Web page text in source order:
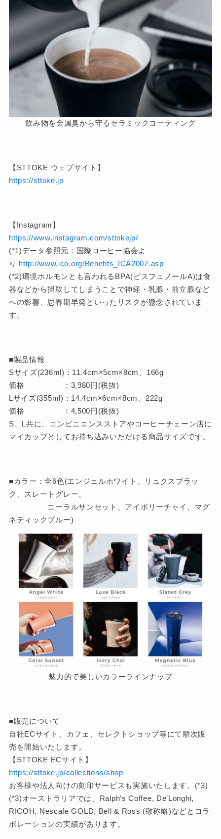
飲み物を金属臭から守るセラミックコーティング
【STTOKE ウェブサイト】
https://sttoke.jp
【Instagram】
https://www.instagram.com/sttokejp/
(*1)データ参照元：国際コーヒー協会よ
り http://www.ico.org/Benefits_ICA2007.asp
(*2)環境ホルモンとも言われるBPA(ビスフェノールA)は食
器などから摂取してしまうことで神経・乳腺・前立腺など
への影響、思春期早発といったリスクが懸念されていま
す。
■製品情報
Sサイズ(236ml)：11.4cm×5cm×8cm、166g
価格 ：3,980円(税抜)
Lサイズ(355ml)：14.4cm×6cm×8cm、222g
価格 ：4,500円(税抜)
S、L共に、コンビニエンスストアやコーヒーチェーン店に
マイカップとしてお持ち込みいただける商品サイズです。
■カラー：全6色(エンジェルホワイト、リュクスブラッ
ク、スレートグレー、
コーラルサンセット、アイボリーチャイ、マグ
ネティックブルー)
魅力的で美しいカラーラインナップ
■販売について
自社ECサイト、カフェ、セレクトショップ等にて順次販
売を開始いたします。
【STTOKE ECサイト】
https://sttoke.jp/collections/shop
お客様や法人向けの刻印サービスも実施いたします。(*3)
(*3)オーストラリアでは、Ralph’s Coffee, De’Longhi,
RICOH, Nescafe GOLD, Bell & Ross (敬称略)などとコラ
ボレーションの実績があります。